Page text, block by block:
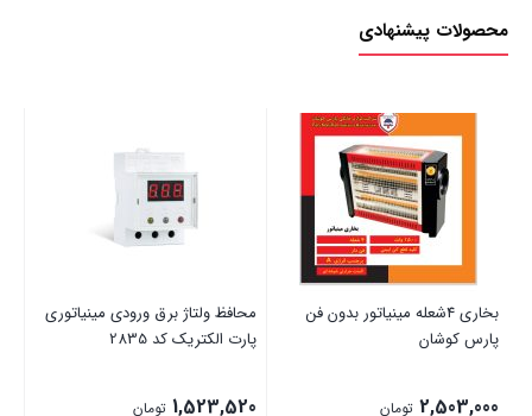
محصولات پیشنهادی
بخاری 4شعله مینیاتور بدون فن
پارس کوشان
2,503,000 تومان
محافظ ولتاژ برق ورودی مینیاتوری
پارت الکتریک کد 2835
1,523,520 تومان